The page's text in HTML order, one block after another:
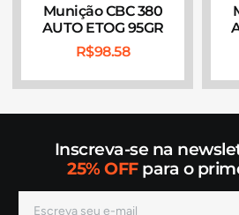
Munição CBC 380
AUTO ETOG 95GR
R$98.58
Inscreva-se na
25% OFFpara o